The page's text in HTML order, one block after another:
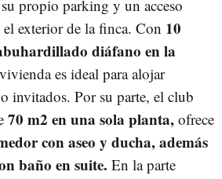
propio parking y un acceso
exterior de la finca. Con 10
diáfano en la
es ideal para alojar
invitados. Por su parte, el club
70 m2 en una sola planta, ofrece
con aseo y ducha, además
baño en suite. En la parte